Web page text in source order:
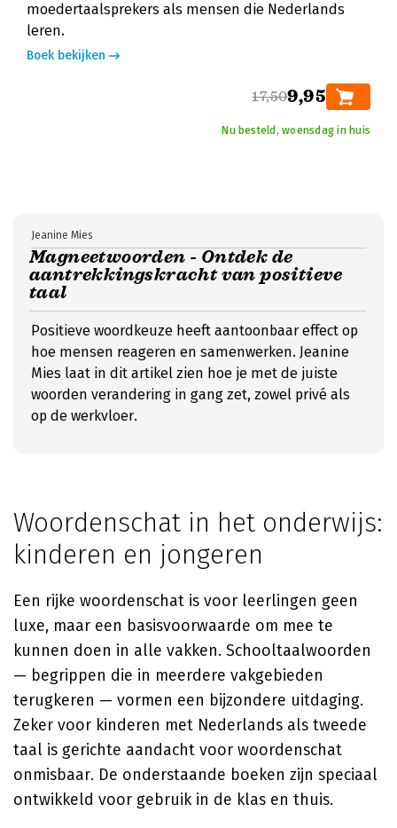
moedertaalsprekers als mensen die Nederlands
leren.
Boek bekijken
17,509,95
Nu besteld, woensdag in huis
Magneetwoorden - Ontdek de
aantrekkingskracht van positieve
taal
Jeanine Mies
Positieve woordkeuze heeft aantoonbaar effect op
hoe mensen reageren en samenwerken. Jeanine
Mies laat in dit artikel zien hoe je met de juiste
woorden verandering in gang zet, zowel privé als
op de werkvloer.
Woordenschat in het onderwijs:
kinderen en jongeren
Een rijke woordenschat is voor leerlingen geen
luxe, maar een basisvoorwaarde om mee te
kunnen doen in alle vakken. Schooltaalwoorden
— begrippen die in meerdere vakgebieden
terugkeren — vormen een bijzondere uitdaging.
Zeker voor kinderen met Nederlands als tweede
taal is gerichte aandacht voor woordenschat
onmisbaar. De onderstaande boeken zijn speciaal
ontwikkeld voor gebruik in de klas en thuis.